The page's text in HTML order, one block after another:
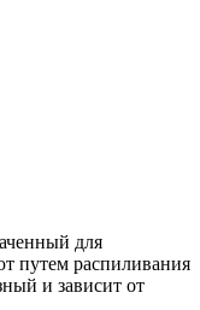
для
путем распиливания
и зависит от